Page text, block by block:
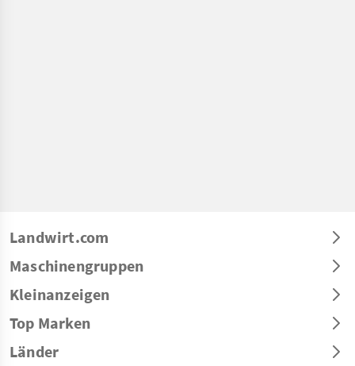
Landwirt.com
Maschinengruppen
Kleinanzeigen
Top Marken
Länder